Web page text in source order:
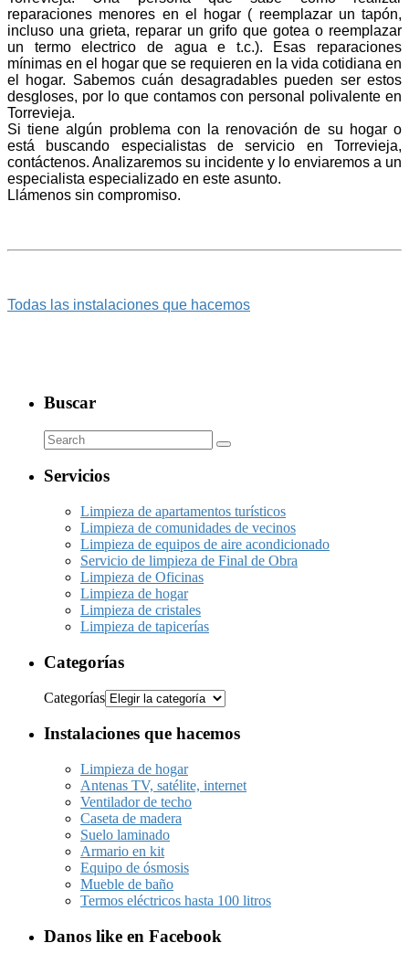
reparaciones menores en el hogar ( reemplazar un tapón,
incluso una grieta, reparar un grifo que gotea o reemplazar
un termo electrico de agua e t.c.). Esas reparaciones
mínimas en el hogar que se requieren en la vida cotidiana en
el hogar. Sabemos cuán desagradables pueden ser estos
desgloses, por lo que contamos con personal polivalente en
Torrevieja.
Si tiene algún problema con la renovación de su hogar o
está buscando especialistas de servicio en Torrevieja,
contáctenos. Analizaremos su incidente y lo enviaremos a un
especialista especializado en este asunto.
Llámenos sin compromiso.
Todas las instalaciones que hacemos
Buscar
Servicios
Limpieza de apartamentos turísticos
Limpieza de comunidades de vecinos
Limpieza de equipos de aire acondicionado
Servicio de limpieza de Final de Obra
Limpieza de Oficinas
Limpieza de hogar
Limpieza de cristales
Limpieza de tapicerías
Categorías
Categorías
Instalaciones que hacemos
Limpieza de hogar
Antenas TV, satélite, internet
Ventilador de techo
Caseta de madera
Suelo laminado
Armario en kit
Equipo de ósmosis
Mueble de baño
Termos eléctricos hasta 100 litros
Danos like en Facebook